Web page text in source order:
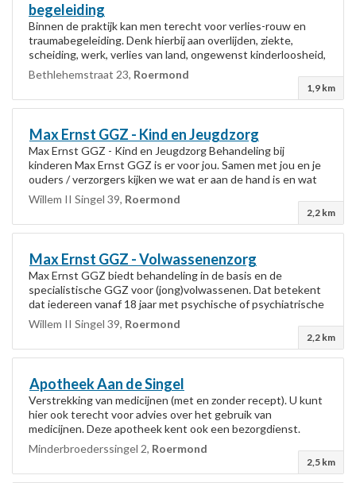
begeleiding
Binnen de praktijk kan men terecht voor verlies-rouw en
traumabegeleiding. Denk hierbij aan overlijden, ziekte,
scheiding, werk, verlies van land, ongewenst kinderloosheid,
et cetera. Ieder mens is uniek...
Bethlehemstraat 23, Roermond
1,9 km
Max Ernst GGZ - Kind en Jeugdzorg
Max Ernst GGZ - Kind en Jeugdzorg Behandeling bij
kinderen Max Ernst GGZ is er voor jou. Samen met jou en je
ouders / verzorgers kijken we wat er aan de hand is en wat
we hier aan kunnen doen. Onze...
Willem II Singel 39, Roermond
2,2 km
Max Ernst GGZ - Volwassenenzorg
Max Ernst GGZ biedt behandeling in de basis en de
specialistische GGZ voor (jong)volwassenen. Dat betekent
dat iedereen vanaf 18 jaar met psychische of psychiatrische
problemen bij ons in goede handen...
Willem II Singel 39, Roermond
2,2 km
Apotheek Aan de Singel
Verstrekking van medicijnen (met en zonder recept). U kunt
hier ook terecht voor advies over het gebruik van
medicijnen. Deze apotheek kent ook een bezorgdienst.
Openingstijden: maandag t/m vrijdag...
Minderbroederssingel 2, Roermond
2,5 km